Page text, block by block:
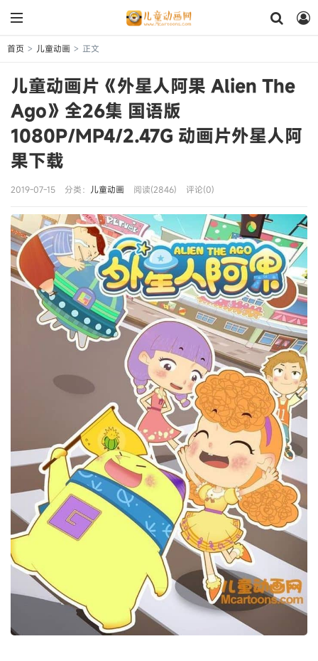
首页 > 儿童动画 > 正文
儿童动画片《外星人阿果 Alien The
Ago》全26集 国语版
1080P/MP4/2.47G 动画片外星人阿
果下载
2019-07-15 分类： 儿童动画 阅读(2846) 评论(0)